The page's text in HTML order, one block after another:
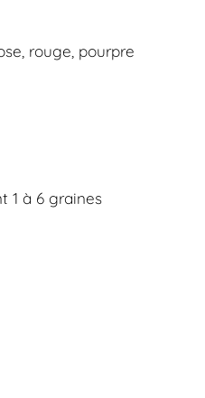
rouge, pourpre
1 à 6 graines